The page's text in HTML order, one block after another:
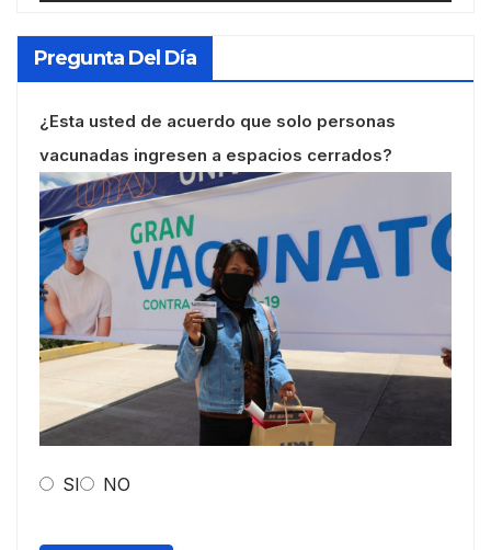
Pregunta Del Día
¿Esta usted de acuerdo que solo personas
vacunadas ingresen a espacios cerrados?
SI NO